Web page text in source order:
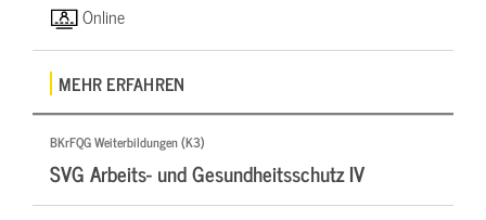
Online
MEHR ERFAHREN
BKrFQG Weiterbildungen (K3)
SVG Arbeits- und Gesundheitsschutz IV